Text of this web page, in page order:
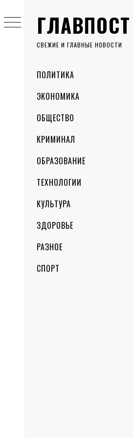
ГЛАВПОСТ
СВЕЖИЕ И ГЛАВНЫЕ НОВОСТИ
MenuПОЛИТИКА
ЭКОНОМИКА
ОБЩЕСТВО
КРИМИНАЛ
ОБРАЗОВАНИЕ
ТЕХНОЛОГИИ
КУЛЬТУРА
ЗДОРОВЬЕ
РАЗНОЕ
СПОРТ
to
content